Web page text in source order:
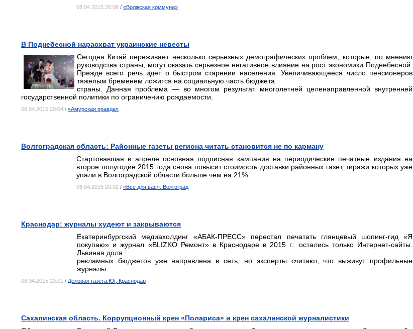
08.04.2015 20:08 / «Волжская коммуна»
В Поднебесной нарасхват украинские невесты
Сегодня Китай переживает несколько серьезных демографических проблем, которые, по мнению
руководства страны, могут оказать серьезное негативное влияние на рост экономики Поднебесной.
Прежде всего речь идет о быстром старении населения. Увеличивающееся число пенсионеров
тяжелым бременем ложится на социальную часть бюджета
страны. Данная проблема — во многом результат многолетней целенаправленной внутренней
государственной политики по ограничению рождаемости.
08.04.2015 20:04 / «Амурская правда»
Волгоградская область: Районные газеты региона читать становится не по карману
Стартовавшая в апреле основная подписная кампания на периодические печатные издания на
второе полугодие 2015 года снова повысит стоимость доставки районных газет, тиражи которых уже
упали в Волгоградской области больше чем на 21%
08.04.2015 20:02 / «Все для вас», Волгоград
Краснодар: журналы худеют и закрываются
Екатеринбургский медиахолдинг «АБАК-ПРЕСС» перестал печатать глянцевый шопинг-гид «Я
покупаю» и журнал «BLIZKO Ремонт» в Краснодаре в 2015 г.: остались только Интернет-сайты.
Львиная доля
рекламных бюджетов уже направлена в сеть, но эксперты считают, что выживут профильные
журналы.
08.04.2015 20:01 / Деловая газета.Юг, Краснодар
Сахалинская область. Коррупционный крен «Полариса» и крен сахалинской журналистики